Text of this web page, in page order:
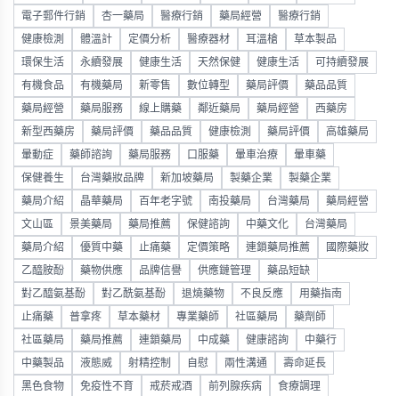
電子郵件行銷 杏一藥局 醫療行銷 藥局經營 醫療行銷
健康檢測 體溫計 定價分析 醫療器材 耳溫槍 草本製品
環保生活 永續發展 健康生活 天然保健 健康生活 可持續發展
有機食品 有機藥局 新零售 數位轉型 藥局評價 藥品品質
藥局經營 藥局服務 線上購藥 鄰近藥局 藥局經營 西藥房
新型西藥房 藥局評價 藥品品質 健康檢測 藥局評價 高雄藥局
暈動症 藥師諮詢 藥局服務 口服藥 暈車治療 暈車藥
保健養生 台灣藥妝品牌 新加坡藥局 製藥企業 製藥企業
藥局介紹 晶華藥局 百年老字號 南投藥局 台灣藥局 藥局經營
文山區 景美藥局 藥局推薦 保健諮詢 中藥文化 台灣藥局
藥局介紹 優質中藥 止痛藥 定價策略 連鎖藥局推薦 國際藥妝
乙醯胺酚 藥物供應 品牌信譽 供應鏈管理 藥品短缺
對乙醯氨基酚 對乙酰氨基酚 退燒藥物 不良反應 用藥指南
止痛藥 普拿疼 草本藥材 專業藥師 社區藥局 藥劑師
社區藥局 藥局推薦 連鎖藥局 中成藥 健康諮詢 中藥行
中藥製品 液態威 射精控制 自慰 兩性溝通 壽命延長
黑色食物 免疫性不育 戒菸戒酒 前列腺疾病 食療調理